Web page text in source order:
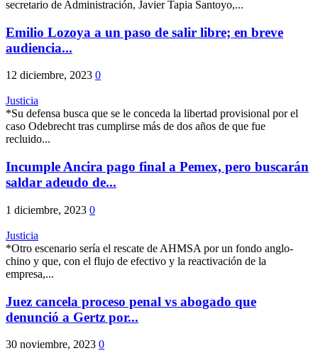
secretario de Administración, Javier Tapia Santoyo,...
Emilio Lozoya a un paso de salir libre; en breve
audiencia...
12 diciembre, 2023 0
Justicia
*Su defensa busca que se le conceda la libertad provisional por el
caso Odebrecht tras cumplirse más de dos años de que fue
recluido...
Incumple Ancira pago final a Pemex, pero buscarán
saldar adeudo de...
1 diciembre, 2023 0
Justicia
*Otro escenario sería el rescate de AHMSA por un fondo anglo-
chino y que, con el flujo de efectivo y la reactivación de la
empresa,...
Juez cancela proceso penal vs abogado que
denunció a Gertz por...
30 noviembre, 2023 0